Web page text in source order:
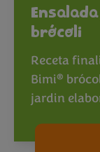
brócoli
Receta
Bimi®
jardin